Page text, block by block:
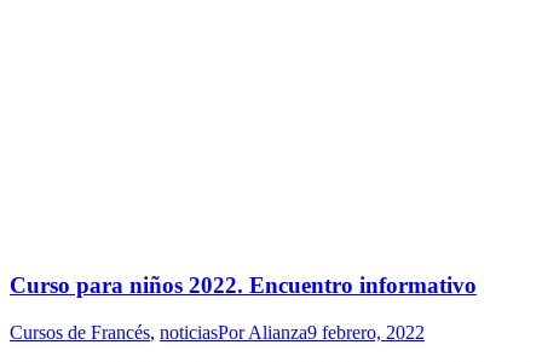
Curso para niños 2022. Encuentro informativo
Cursos de Francés, noticiasPorAlianza9 febrero, 2022